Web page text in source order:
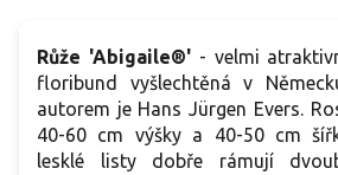
Růže 'Abigaile®' - velmi
floribund vyšlechtěná v
autorem je Hans Jürgen Evers.
40-60 cm výšky a 40-50 cm
lesklé listy dobře rámují